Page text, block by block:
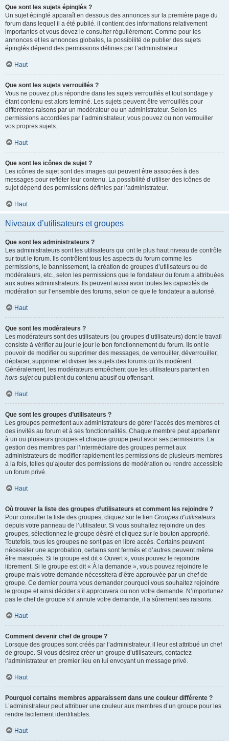
Que sont les sujets épinglés ?
Un sujet épinglé apparaît en dessous des annonces sur la première page du
forum dans lequel il a été publié. il contient des informations relativement
importantes et vous devez le consulter régulièrement. Comme pour les
annonces et les annonces globales, la possibilité de publier des sujets
épinglés dépend des permissions définies par l’administrateur.
Haut
Que sont les sujets verrouillés ?
Vous ne pouvez plus répondre dans les sujets verrouillés et tout sondage y
étant contenu est alors terminé. Les sujets peuvent être verrouillés pour
différentes raisons par un modérateur ou un administrateur. Selon les
permissions accordées par l’administrateur, vous pouvez ou non verrouiller
vos propres sujets.
Haut
Que sont les icônes de sujet ?
Les icônes de sujet sont des images qui peuvent être associées à des
messages pour refléter leur contenu. La possibilité d’utiliser des icônes de
sujet dépend des permissions définies par l’administrateur.
Haut
Niveaux d’utilisateurs et groupes
Que sont les administrateurs ?
Les administrateurs sont les utilisateurs qui ont le plus haut niveau de contrôle
sur tout le forum. Ils contrôlent tous les aspects du forum comme les
permissions, le bannissement, la création de groupes d’utilisateurs ou de
modérateurs, etc., selon les permissions que le fondateur du forum a attribuées
aux autres administrateurs. Ils peuvent aussi avoir toutes les capacités de
modération sur l’ensemble des forums, selon ce que le fondateur a autorisé.
Haut
Que sont les modérateurs ?
Les modérateurs sont des utilisateurs (ou groupes d’utilisateurs) dont le travail
consiste à vérifier au jour le jour le bon fonctionnement du forum. Ils ont le
pouvoir de modifier ou supprimer des messages, de verrouiller, déverrouiller,
déplacer, supprimer et diviser les sujets des forums qu’ils modèrent.
Généralement, les modérateurs empêchent que les utilisateurs partent en
hors-sujetou publient du contenu abusif ou offensant.
Haut
Que sont les groupes d’utilisateurs ?
Les groupes permettent aux administrateurs de gérer l’accès des membres et
des invités au forum et à ses fonctionnalités. Chaque membre peut appartenir
à un ou plusieurs groupes et chaque groupe peut avoir ses permissions. La
gestion des membres par l’intermédiaire des groupes permet aux
administrateurs de modifier rapidement les permissions de plusieurs membres
à la fois, telles qu’ajouter des permissions de modération ou rendre accessible
un forum privé.
Haut
Où trouver la liste des groupes d’utilisateurs et comment les rejoindre ?
Pour consulter la liste des groupes, cliquez sur le lien Groupes d’utilisateurs
depuis votre panneau de l’utilisateur. Si vous souhaitez rejoindre un des
groupes, sélectionnez le groupe désiré et cliquez sur le bouton approprié.
Toutefois, tous les groupes ne sont pas en libre accès. Certains peuvent
nécessiter une approbation, certains sont fermés et d’autres peuvent même
être masqués. Si le groupe est dit « Ouvert », vous pouvez le rejoindre
librement. Si le groupe est dit « À la demande », vous pouvez rejoindre le
groupe mais votre demande nécessitera d’être approuvée par un chef de
groupe. Ce dernier pourra vous demander pourquoi vous souhaitez rejoindre
le groupe et ainsi décider s’il approuvera ou non votre demande. N’importunez
pas le chef de groupe s’il annule votre demande, il a sûrement ses raisons.
Haut
Comment devenir chef de groupe ?
Lorsque des groupes sont créés par l’administrateur, il leur est attribué un chef
de groupe. Si vous désirez créer un groupe d’utilisateurs, contactez
l’administrateur en premier lieu en lui envoyant un message privé.
Haut
Pourquoi certains membres apparaissent dans une couleur différente ?
L’administrateur peut attribuer une couleur aux membres d’un groupe pour les
rendre facilement identifiables.
Haut